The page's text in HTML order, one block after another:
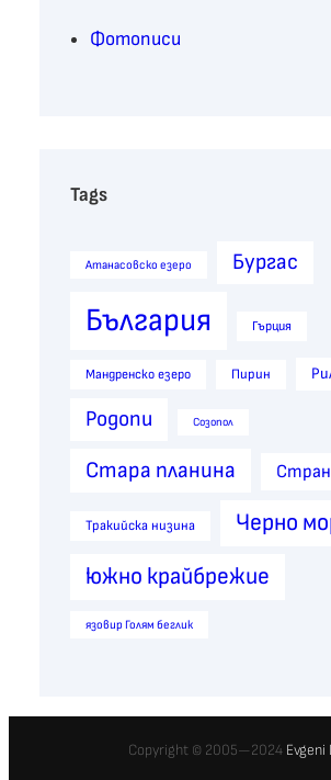
Фотописи
Tags
Атанасовско езеро Бургас
България Гърция
Мандренско езеро Пирин
Родопи Созопол
Стара планина
Тракийска низина
Черно
южно крайбрежие
язовир Голям беглик
Copyright © 2005—2024 Evgeni